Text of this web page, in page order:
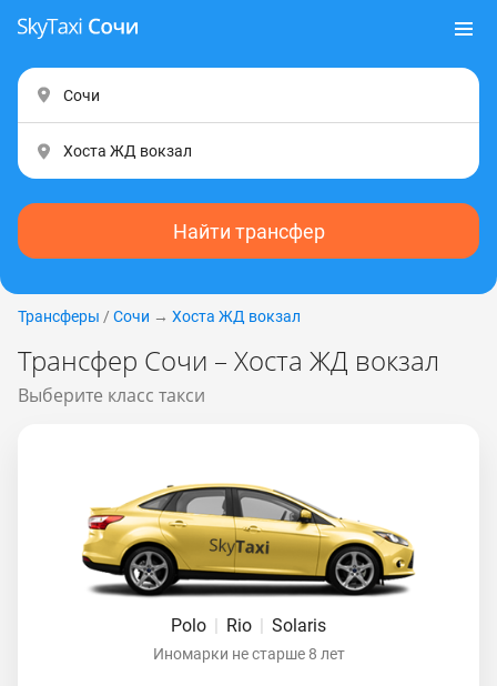
Найти трансфер
Трансферы / Сочи → Хоста ЖД вокзал
Трансфер Сочи – Хоста ЖД вокзал
Выберите класс такси
Polo | Rio | Solaris
Иномарки не старше 8 лет